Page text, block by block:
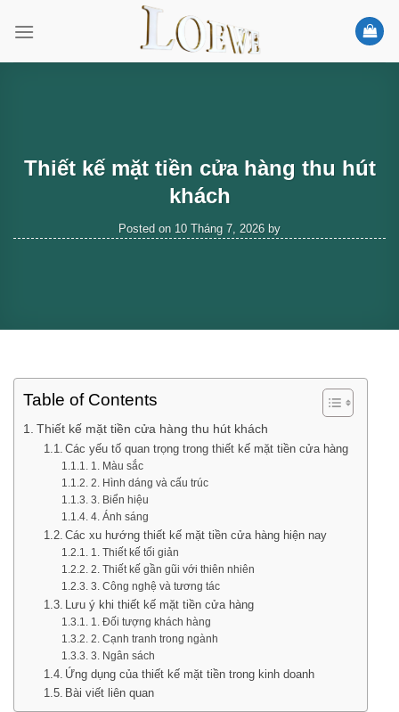
Thiết kế mặt tiền cửa hàng thu hút
khách
Posted on 10 Tháng 7, 2026 by
Table of Contents
Thiết kế mặt tiền cửa hàng thu hút khách
Các yếu tố quan trọng trong thiết kế mặt tiền cửa hàng
1. Màu sắc
2. Hình dáng và cấu trúc
3. Biển hiệu
4. Ánh sáng
Các xu hướng thiết kế mặt tiền cửa hàng hiện nay
1. Thiết kế tối giản
2. Thiết kế gần gũi với thiên nhiên
3. Công nghệ và tương tác
Lưu ý khi thiết kế mặt tiền cửa hàng
1. Đối tượng khách hàng
2. Cạnh tranh trong ngành
3. Ngân sách
Ứng dụng của thiết kế mặt tiền trong kinh doanh
Bài viết liên quan